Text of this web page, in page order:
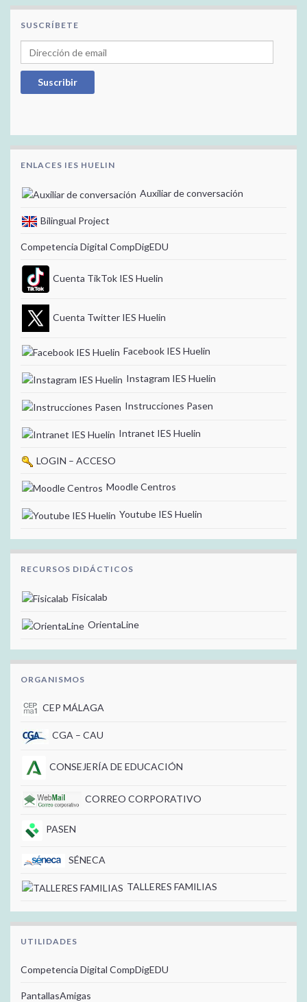
SUSCRÍBETE
Dirección de email
Suscribir
ENLACES IES HUELIN
Auxiliar de conversación
Bilingual Project
Competencia Digital CompDigEDU
Cuenta TikTok IES Huelin
Cuenta Twitter IES Huelin
Facebook IES Huelin
Instagram IES Huelin
Instrucciones Pasen
Intranet IES Huelin
LOGIN – ACCESO
Moodle Centros
Youtube IES Huelin
RECURSOS DIDÁCTICOS
Fisicalab
OrientaLine
ORGANISMOS
CEP MÁLAGA
CGA – CAU
CONSEJERÍA DE EDUCACIÓN
CORREO CORPORATIVO
PASEN
SÉNECA
TALLERES FAMILIAS
UTILIDADES
Competencia Digital CompDigEDU
PantallasAmigas